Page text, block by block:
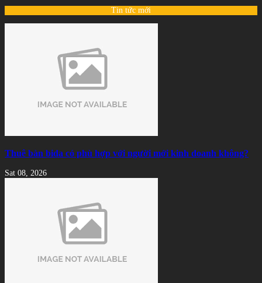
Tin tức mới
Thuê bàn bida có phù hợp với người mới kinh doanh không?
Sat 08, 2026